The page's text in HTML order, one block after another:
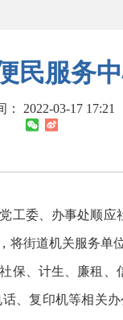
民服务
： 2022-03-17 17:21
工委、办事处顺
街道机关服务单
保、计生、廉租
、复印机等相关